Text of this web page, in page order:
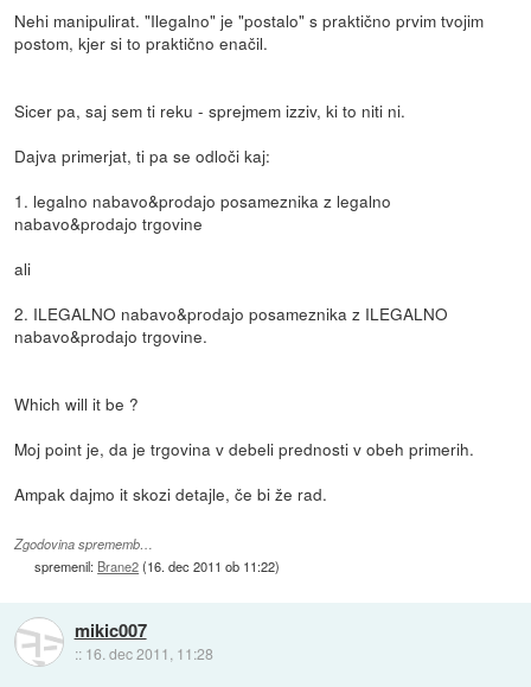
Nehi manipulirat. "Ilegalno" je "postalo" s praktično prvim tvojim
postom, kjer si to praktično enačil.
Sicer pa, saj sem ti reku - sprejmem izziv, ki to niti ni.
Dajva primerjat, ti pa se odloči kaj:
1. legalno nabavo&prodajo posameznika z legalno
nabavo&prodajo trgovine
ali
2. ILEGALNO nabavo&prodajo posameznika z ILEGALNO
nabavo&prodajo trgovine.
Which will it be ?
Moj point je, da je trgovina v debeli prednosti v obeh primerih.
Ampak dajmo it skozi detajle, če bi že rad.
Zgodovina sprememb…
spremenil: Brane2(16. dec 2011 ob 11:22)
mikic007
:: 16. dec 2011, 11:28